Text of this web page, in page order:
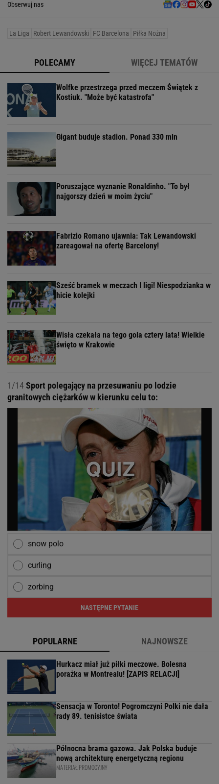
Obserwuj nas
La Liga Robert Lewandowski FC Barcelona Piłka Nożna
POLECAMY WIĘCEJ TEMATÓW
Wolfke przestrzega przed meczem Świątek z
Kostiuk. "Może być katastrofa"
Gigant buduje stadion. Ponad 330 mln
Poruszające wyznanie Ronaldinho. "To był
najgorszy dzień w moim życiu"
Fabrizio Romano ujawnia: Tak Lewandowski
zareagował na ofertę Barcelony!
Sześć bramek w meczach I ligi! Niespodzianka w
hicie kolejki
Wisła czekała na tego gola cztery lata! Wielkie
święto w Krakowie
1/14Sport polegający na przesuwaniu po lodzie
granitowych ciężarków w kierunku celu to:
snow polo
curling
zorbing
NASTĘPNE PYTANIE
POPULARNE NAJNOWSZE
Hurkacz miał już piłki meczowe. Bolesna
porażka w Montrealu! [ZAPIS RELACJI]
Sensacja w Toronto! Pogromczyni Polki nie dała
rady 89. tenisistce świata
Północna brama gazowa. Jak Polska buduje
nową architekturę energetyczną regionu
MATERIAŁ PROMOCYJNY